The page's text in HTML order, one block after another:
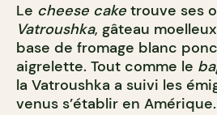
Le cheese cake trouve ses
Vatroushka, gâteau
base de fromage blanc
aigrelette. Tout comme le
la Vatroushka a suivi les
venus s’établir en